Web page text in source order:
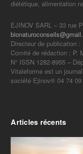
diététique, alimentation
EJINOV SARL – 33 rue
Directeur de publication
Comité de rédaction : P.
N° ISSN 1282-8955 –
Vitaleforme est un
société Ejinov® 04 74 09
Articles récents